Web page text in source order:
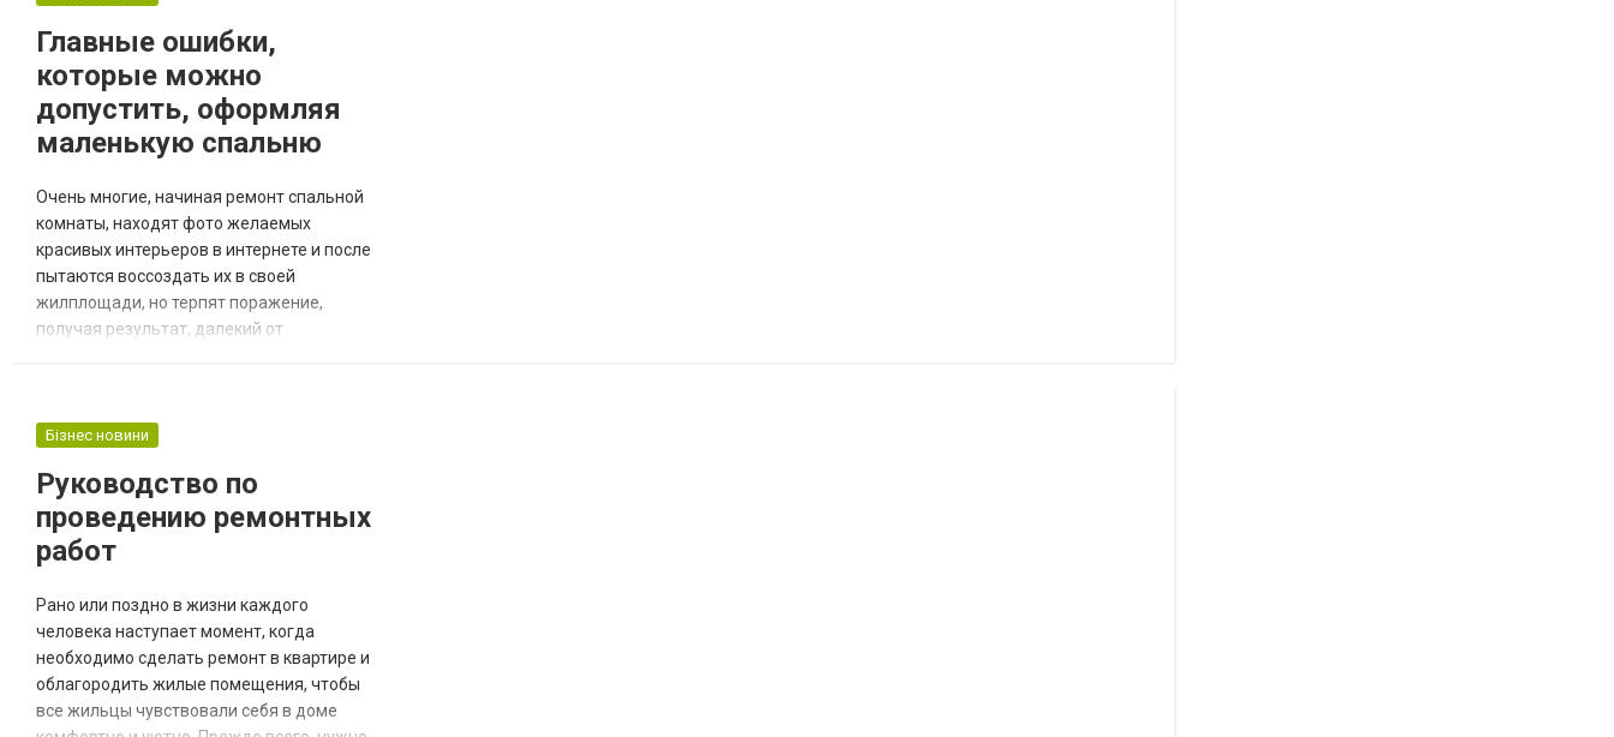
помещений. Радиаторы влияют на
эстетику дома и р...
Главные ошибки,
которые можно
допустить, оформляя
маленькую спальню
Очень многие, начиная ремонт спальной
комнаты, находят фото желаемых
красивых интерьеров в интернете и после
пытаются воссоздать их в своей
жилплощади, но терпят поражение,
получая результат, далекий от
скорее всего различны, а один дизайн
смотреться одинаково удачным. Для
хорошего результата важно знать самы...
Бізнес новини
Руководство по
проведению ремонтных
работ
Рано или поздно в жизни каждого
человека наступает момент, когда
необходимо сделать ремонт в квартире и
облагородить жилые помещения, чтобы
все жильцы чувствовали себя в доме